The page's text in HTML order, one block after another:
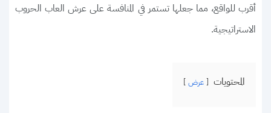
أقرب للواقع، مما جعلها تستمر في المنافسة على عرش العاب الحروب
الاستراتيجية.
المحتويات عرض